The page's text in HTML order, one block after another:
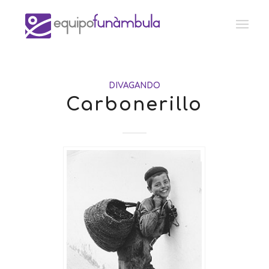
DIVAGANDO
Carbonerillo